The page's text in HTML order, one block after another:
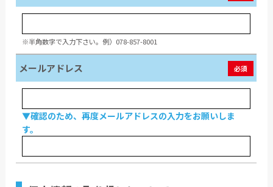
※半角数字で入力下さい。例）078-857-8001
メールアドレス 必須
▼確認のため、再度メールアドレスの入力をお願いしま
す。